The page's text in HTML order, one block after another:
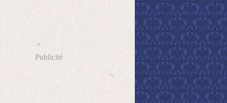
Publicité